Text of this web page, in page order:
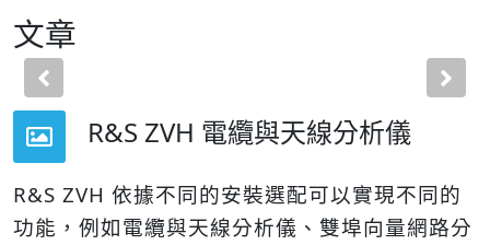
文章
Previous
R&S ZVH 電纜與天線分析儀
R&S ZVH 依據不同的安裝選配可以實現不同的
功能，例如電纜與天線分析儀、雙埠向量網路分